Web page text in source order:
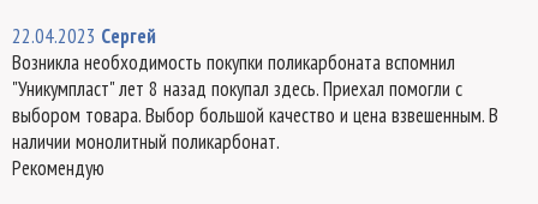
22.04.2023 Сергей
Возникла необходимость покупки поликарбоната вспомнил
"Уникумпласт" лет 8 назад покупал здесь. Приехал помогли с
выбором товара. Выбор большой качество и цена взвешенным. В
наличии монолитный поликарбонат.
Рекомендую